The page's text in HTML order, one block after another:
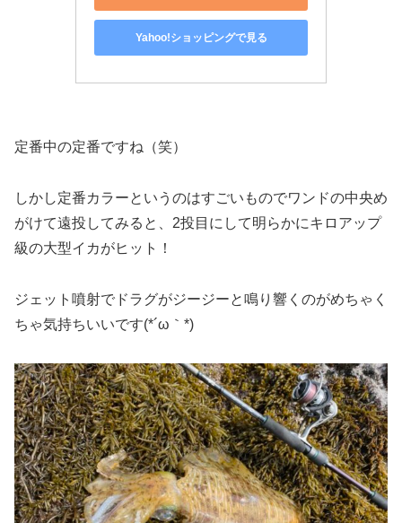
Yahoo!ショッピングで見る
定番中の定番ですね（笑）
しかし定番カラーというのはすごいものでワンドの中央め
がけて遠投してみると、2投目にして明らかにキロアップ
級の大型イカがヒット！
ジェット噴射でドラグがジージーと鳴り響くのがめちゃく
ちゃ気持ちいいです(*´ω｀*)